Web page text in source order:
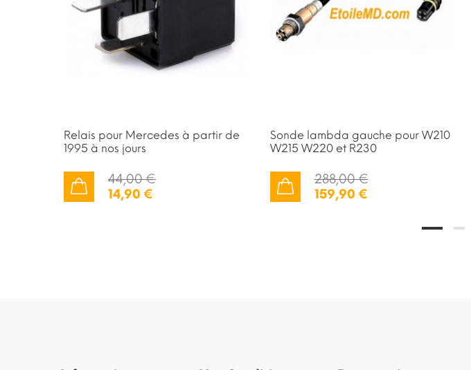
Relais pour Mercedes à partir de
1995 à nos jours
44,00 €
14,90 €
Sonde lambda gauche pour W210
W215 W220 et R230
288,00 €
159,90 €